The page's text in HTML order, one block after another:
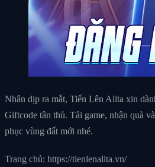
Nhân dịp ra mắt, Tiến Lên Alita xin
Giftcode tân thủ. Tải game, nhận quà
phục vùng đất mới nhé.
Trang chủ: https://tienlenalita.vn/